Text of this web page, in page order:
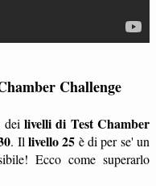
Challenge
dei livelli di Test Chamber
. Illivello 25 è di per se' un
Ecco come superarlo